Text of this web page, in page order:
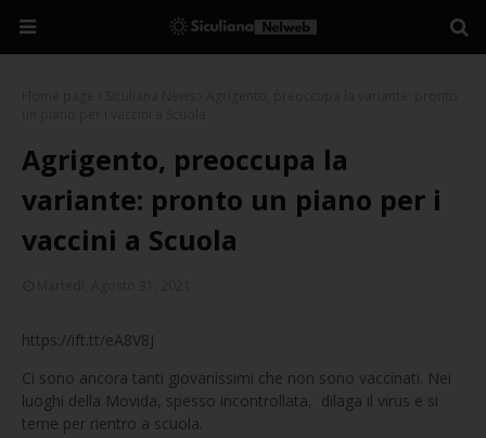
Agrigento, preoccupa la
variante: pronto un piano per i
vaccini a Scuola
https://ift.tt/eA8V8J
Ci sono ancora tanti giovanissimi che non sono vaccinati. Nei
luoghi della Movida, spesso incontrollata, dilaga il virus e si
teme per rientro a scuola.